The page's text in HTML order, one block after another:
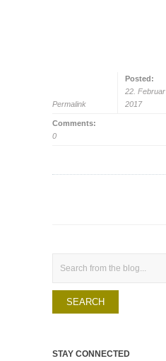
Permalink
Posted:
22. Februar
2017
Comments:
0
STAY CONNECTED